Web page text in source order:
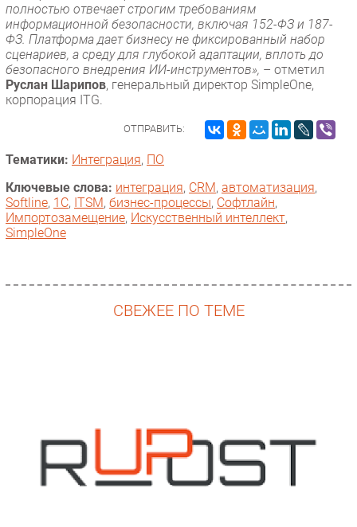
полностью отвечает строгим требованиям
информационной безопасности, включая 152-ФЗ и 187-
ФЗ. Платформа дает бизнесу не фиксированный набор
сценариев, а среду для глубокой адаптации, вплоть до
безопасного внедрения ИИ-инструментов», – отметил
Руслан Шарипов, генеральный директор SimpleOne,
корпорация ITG.
ОТПРАВИТЬ:
Тематики: Интеграция, ПО
Ключевые слова: интеграция, CRM, автоматизация,
Softline, 1С, ITSM, бизнес-процессы, Софтлайн,
Импорто­замещение, Искусственный интеллект,
SimpleOne
СВЕЖЕЕ ПО ТЕМЕ